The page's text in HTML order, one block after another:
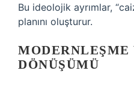
Bu ideolojik ayrımlar,
planını oluşturur.
DÖNÜŞÜMÜ